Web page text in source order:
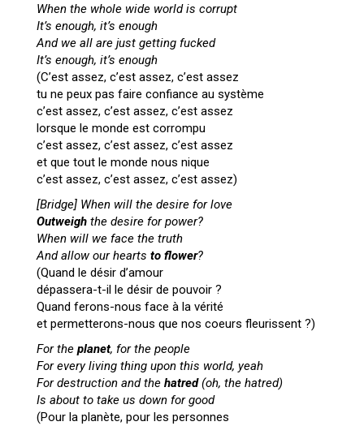
When the whole wide world is corrupt
It’s enough, it’s enough
And we all are just getting fucked
It’s enough, it’s enough
(C’est assez, c’est assez, c’est assez
tu ne peux pas faire confiance au système
c’est assez, c’est assez, c’est assez
lorsque le monde est corrompu
c’est assez, c’est assez, c’est assez
et que tout le monde nous nique
c’est assez, c’est assez, c’est assez)
[Bridge] When will the desire for love
Outweigh the desire for power?
When will we face the truth
And allow our hearts to flower?
(Quand le désir d’amour
dépassera-t-il le désir de pouvoir ?
Quand ferons-nous face à la vérité
et permetterons-nous que nos coeurs fleurissent ?)
For the planet, for the people
For every living thing upon this world, yeah
For destruction and the hatred(oh, the hatred)
Is about to take us down for good
(Pour la planète, pour les personnes